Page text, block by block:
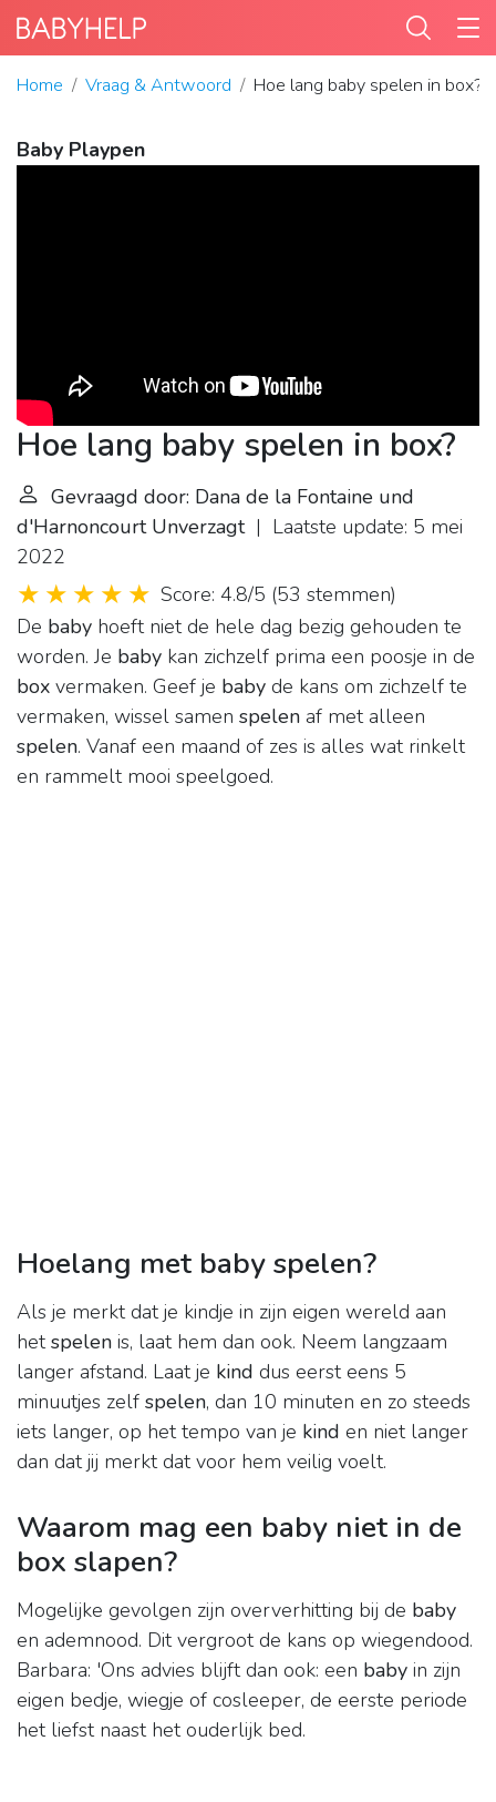
Home Vraag & Antwoord Hoe lang baby spelen in box?
Baby Playpen
Hoe lang baby spelen in box?
Gevraagd door: Dana de la Fontaine und
d'Harnoncourt Unverzagt| Laatste update: 5 mei
2022
Score: 4.8/5 (53 stemmen)
De baby hoeft niet de hele dag bezig gehouden te
worden. Je baby kan zichzelf prima een poosje in de
box vermaken. Geef je baby de kans om zichzelf te
vermaken, wissel samen spelen af met alleen
spelen. Vanaf een maand of zes is alles wat rinkelt
en rammelt mooi speelgoed.
Hoelang met baby spelen?
Als je merkt dat je kindje in zijn eigen wereld aan
hetspelen is, laat hem dan ook. Neem langzaam
langer afstand. Laat je kind dus eerst eens 5
minuutjes zelf spelen, dan 10 minuten en zo steeds
iets langer, op het tempo van je kind en niet langer
dan dat jij merkt dat voor hem veilig voelt.
Waarom mag een baby niet in de
box slapen?
Mogelijke gevolgen zijn oververhitting bij de baby
en ademnood. Dit vergroot de kans op wiegendood.
Barbara: 'Ons advies blijft dan ook: een baby in zijn
eigen bedje, wiegje of cosleeper, de eerste periode
het liefst naast het ouderlijk bed.